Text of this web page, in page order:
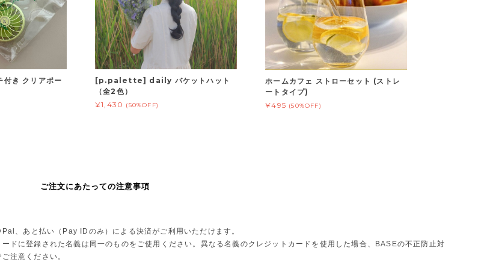
き クリアポー
[p.palette] daily バケットハット
（全2色）
¥1,430 (50%OFF)
ホームカフェ ストローセット (ストレ
ートタイプ)
¥495 (50%OFF)
ご注文にあたっての注意事項
、あと払い（Pay IDのみ）による決済がご利用いただけます。
ドに登録された名義は同一のものをご使用ください。異なる名義のクレジットカードを使用した場合、BASEの不正防止対
注意ください。